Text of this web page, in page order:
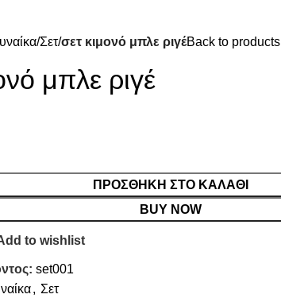
Σετ σετ κιμονό μπλε ριγέBack to products
μπλε ριγέ
ΠΡΟΣΘΉΚΗ ΣΤΟ ΚΑΛΆΘΙ
BUY NOW
to wishlist
set001
, Σετ